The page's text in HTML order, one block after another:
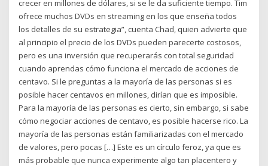
crecer en millones de dólares, si se le da suficiente tiempo. Tim
ofrece muchos DVDs en streaming en los que enseña todos
los detalles de su estrategia”, cuenta Chad, quien advierte que
al principio el precio de los DVDs pueden parecerte costosos,
pero es una inversión que recuperarás con total seguridad
cuando aprendas cómo funciona el mercado de acciones de
centavo. Si le preguntas a la mayoría de las personas si es
posible hacer centavos en millones, dirían que es imposible.
Para la mayoría de las personas es cierto, sin embargo, si sabe
cómo negociar acciones de centavo, es posible hacerse rico. La
mayoría de las personas están familiarizadas con el mercado
de valores, pero pocas […] Este es un círculo feroz, ya que es
más probable que nunca experimente algo tan placentero y